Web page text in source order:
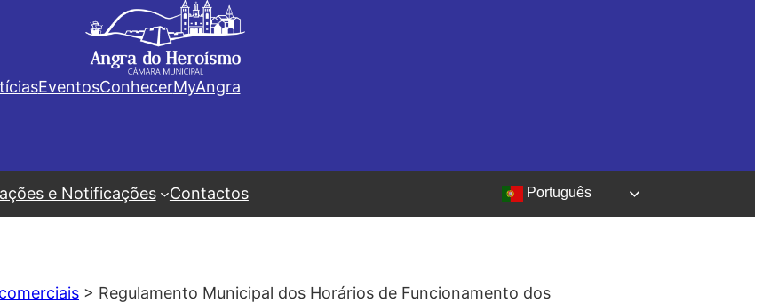
EventosConhecerMyAngra
e Notificações Contactos Português
> Regulamento Municipal dos Horários de Funcionamento dos